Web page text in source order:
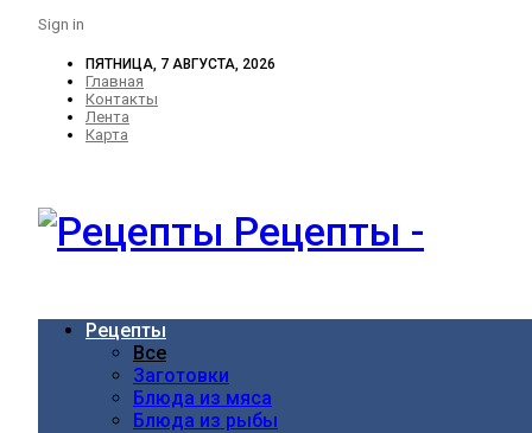
Sign in
ПЯТНИЦА, 7 АВГУСТА, 2026
Главная
Контакты
Лента
Карта
Рецепты -
Рецепты
Все
Заготовки
Блюда из мяса
Блюда из рыбы